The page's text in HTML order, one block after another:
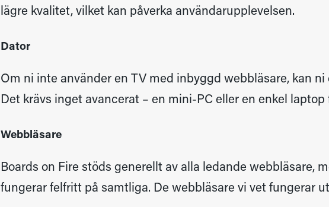
lägre kvalitet, vilket kan påverka användarupplevelsen.
Dator
Om ni inte använder en TV med inbyggd webbläsare, kan
Det krävs inget avancerat – en mini-PC eller en enkel
Webbläsare
Boards on Fire stöds generellt av alla ledande webbläsare,
fungerar felfritt på samtliga. De webbläsare vi vet fungerar